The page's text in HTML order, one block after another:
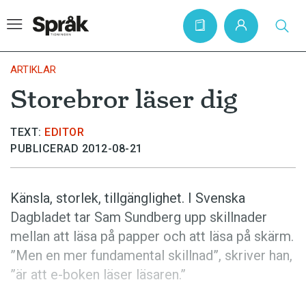
Hem
Artiklar
Skrivtips
Bokrecensioner
Kviss
ARTIKLAR
Storebror läser dig
TEXT: EDITOR
PUBLICERAD 2012-08-21
Känsla, storlek, tillgänglighet.­ I Svenska
Dagbladet tar Sam Sundberg upp skillnader
mellan att läsa på papper och att läsa på skärm.
”Men en mer fundamental skillnad”, skriver han,
”är att e-boken läser läsaren.”